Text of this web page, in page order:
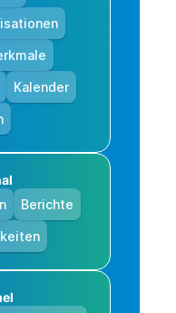
Kalender
Berichte